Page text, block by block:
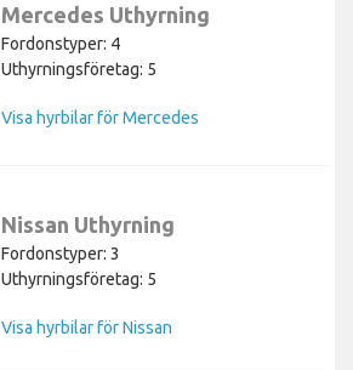
Mercedes Uthyrning
Fordonstyper: 4
Uthyrningsföretag: 5
Visa hyrbilar för Mercedes
Nissan Uthyrning
Fordonstyper: 3
Uthyrningsföretag: 5
Visa hyrbilar för Nissan